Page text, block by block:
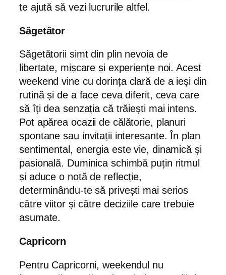
te ajută să vezi lucrurile altfel.
Săgetător
Săgetătorii simt din plin nevoia de
libertate, mișcare și experiențe noi. Acest
weekend vine cu dorința clară de a ieși din
rutină și de a face ceva diferit, ceva care
să îți dea senzația că trăiești mai intens.
Pot apărea ocazii de călătorie, planuri
spontane sau invitații interesante. În plan
sentimental, energia este vie, dinamică și
pasională. Duminica schimbă puțin ritmul
și aduce o notă de reflecție,
determinându-te să privești mai serios
către viitor și către deciziile care trebuie
asumate.
Capricorn
Pentru Capricorni, weekendul nu